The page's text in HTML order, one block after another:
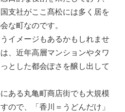
支社がここ髙松には多く居を
な町なのです。
イメージもあるかもしれませ
、近年高層マンションやタワ
とした都会ぽさを醸し出して
ある丸亀町商店街でも大規模
ので、「香川＝うどんだけ」